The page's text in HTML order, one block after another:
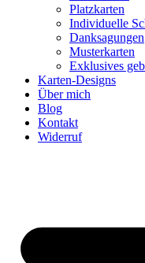
Platzkarten
Individuelle
Danksagungen
Musterkarten
Exklusives
Karten-Designs
Über mich
Blog
Kontakt
Widerruf